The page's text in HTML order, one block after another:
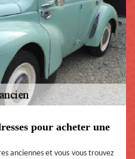
pour acheter une
anciennes et vous vous trouvez